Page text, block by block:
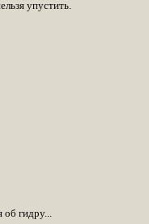
упустить.
об гидру...